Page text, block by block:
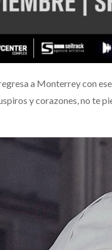
a Monterrey con
y corazones, no te